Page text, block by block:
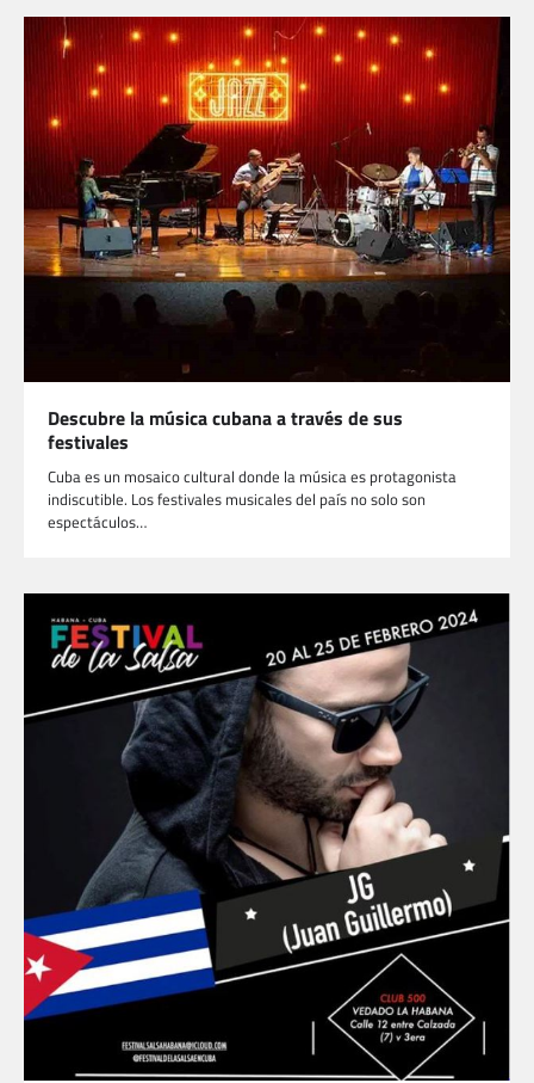
Descubre la música cubana a través de sus
festivales
Cuba es un mosaico cultural donde la música es protagonista
indiscutible. Los festivales musicales del país no solo son
espectáculos…